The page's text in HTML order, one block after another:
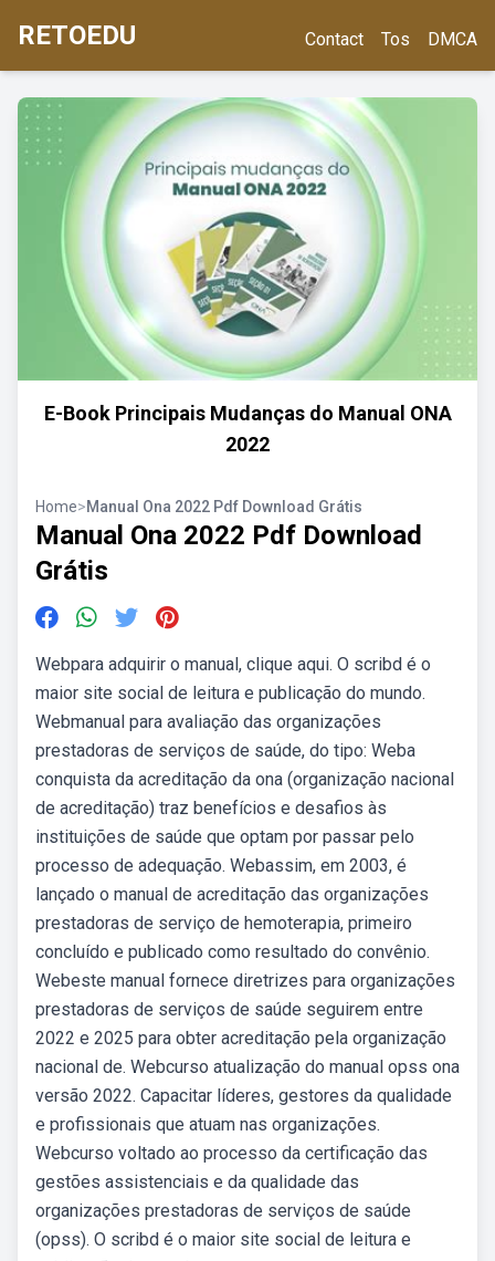
RETOEDU Contact Tos DMCA
E-Book Principais Mudanças do Manual ONA
2022
Home>Manual Ona 2022 Pdf Download Grátis
Manual Ona 2022 Pdf Download
Grátis
Webpara adquirir o manual, clique aqui. O scribd é o
maior site social de leitura e publicação do mundo.
Webmanual para avaliação das organizações
prestadoras de serviços de saúde, do tipo: Weba
conquista da acreditação da ona (organização nacional
de acreditação) traz benefícios e desafios às
instituições de saúde que optam por passar pelo
processo de adequação. Webassim, em 2003, é
lançado o manual de acreditação das organizações
prestadoras de serviço de hemoterapia, primeiro
concluído e publicado como resultado do convênio.
Webeste manual fornece diretrizes para organizações
prestadoras de serviços de saúde seguirem entre
2022 e 2025 para obter acreditação pela organização
nacional de. Webcurso atualização do manual opss ona
versão 2022. Capacitar líderes, gestores da qualidade
e profissionais que atuam nas organizações.
Webcurso voltado ao processo da certificação das
gestões assistenciais e da qualidade das
organizações prestadoras de serviços de saúde
(opss). O scribd é o maior site social de leitura e